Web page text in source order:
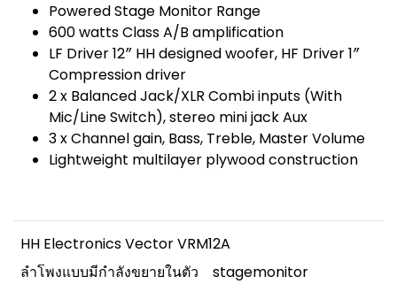
Powered Stage Monitor Range
600 watts Class A/B amplification
LF Driver 12″ HH designed woofer, HF Driver 1″
Compression driver
2 x Balanced Jack/XLR Combi inputs (With
Mic/Line Switch), stereo mini jack Aux
3 x Channel gain, Bass, Treble, Master Volume
Lightweight multilayer plywood construction
HH Electronics Vector VRM12A
ลำโพงแบบมีกำลังขยายในตัว
stagemonitor